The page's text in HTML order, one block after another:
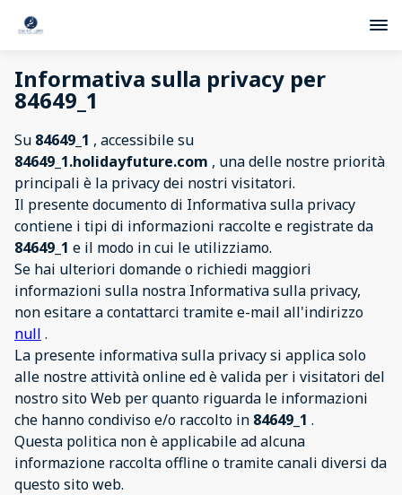
Informativa sulla privacy per
84649_1
Su 84649_1 , accessibile su
84649_1.holidayfuture.com , una delle nostre priorità
principali è la privacy dei nostri visitatori.
Il presente documento di Informativa sulla privacy
contiene i tipi di informazioni raccolte e registrate da
84649_1 e il modo in cui le utilizziamo.
Se hai ulteriori domande o richiedi maggiori
informazioni sulla nostra Informativa sulla privacy,
non esitare a contattarci tramite e-mail all'indirizzo
null .
La presente informativa sulla privacy si applica solo
alle nostre attività online ed è valida per i visitatori del
nostro sito Web per quanto riguarda le informazioni
che hanno condiviso e/o raccolto in 84649_1 .
Questa politica non è applicabile ad alcuna
informazione raccolta offline o tramite canali diversi da
questo sito web.